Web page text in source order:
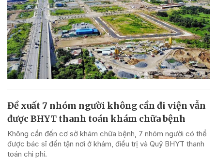
Đề xuất 7 nhóm người không cần đi viện vẫn
được BHYT thanh toán khám chữa bệnh
Không cần đến cơ sở khám chữa bệnh, 7 nhóm người có thể
được bác sĩ đến tận nơi ở khám, điều trị và Quỹ BHYT thanh
toán chi phí.